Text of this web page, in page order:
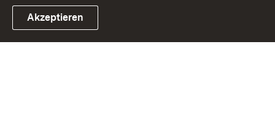
Link zum Landesportal
Akzeptieren